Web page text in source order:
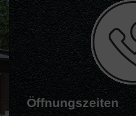
Öffnungszeiten